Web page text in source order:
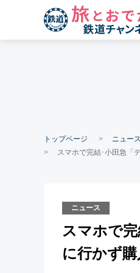
トップページ
ニュース
スマホで完結･小田急「
ニュース
スマホで
に行かず